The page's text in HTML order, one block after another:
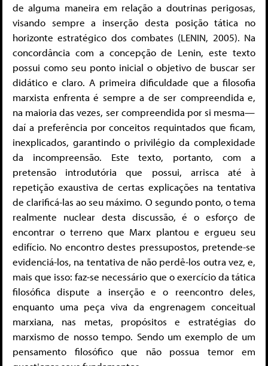
de alguma maneira em relação a doutrinas perigosas,
visando sempre a inserção desta posição tática no
horizonte estratégico dos combates (LENIN, 2005). Na
concordância com a concepção de Lenin, este texto
possui como seu ponto inicial o objetivo de buscar ser
didático e claro. A primeira dificuldade que a filosofia
marxista enfrenta é sempre a de ser compreendida e,
na maioria das vezes, ser compreendida por si mesma—
daí a preferência por conceitos requintados que ficam,
inexplicados, garantindo o privilégio da complexidade
da incompreensão. Este texto, portanto, com a
pretensão introdutória que possui, arrisca até à
repetição exaustiva de certas explicações na tentativa
de clarificá-las ao seu máximo. O segundo ponto, o tema
realmente nuclear desta discussão, é o esforço de
encontrar o terreno que Marx plantou e ergueu seu
edifício. No encontro destes pressupostos, pretende-se
evidenciá-los, na tentativa de não perdê-los outra vez, e,
mais que isso: faz-se necessário que o exercício da tática
filosófica dispute a inserção e o reencontro deles,
enquanto uma peça viva da engrenagem conceitual
marxiana, nas metas, propósitos e estratégias do
marxismo de nosso tempo. Sendo um exemplo de um
pensamento filosófico que não possua temor em